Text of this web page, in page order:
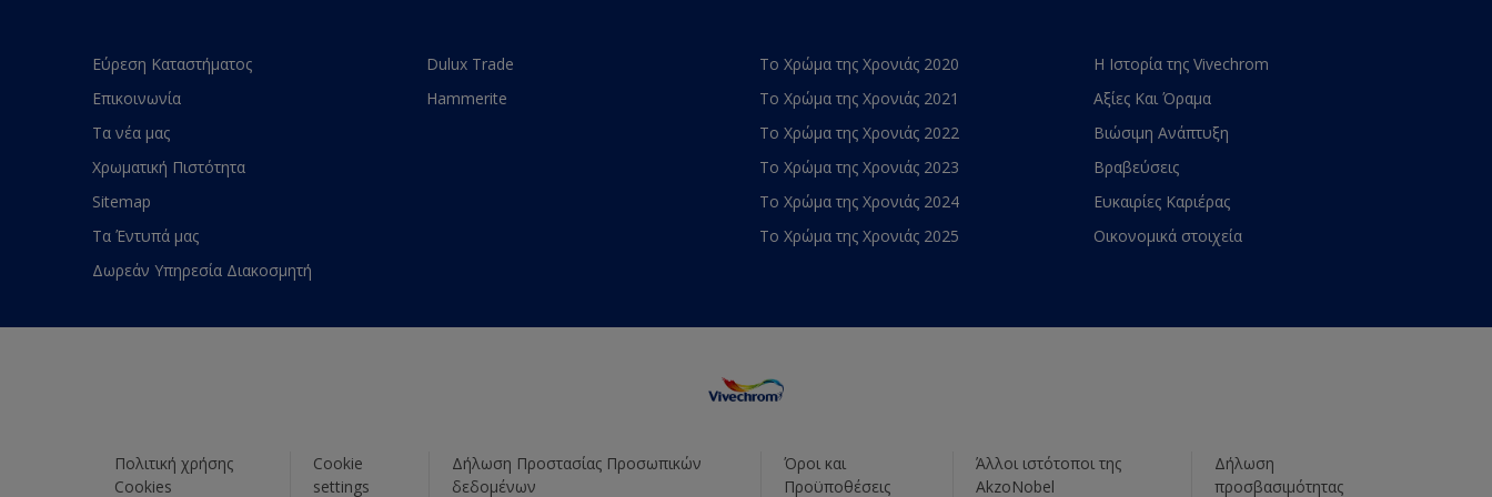
Εύρεση Καταστήματος
Επικοινωνία
Τα νέα μας
Χρωματική Πιστότητα
Sitemap
Τα Έντυπά μας
Δωρεάν Υπηρεσία Διακοσμητή
Dulux Trade
Hammerite
Το Χρώμα της Χρονιάς 2020
Το Χρώμα της Χρονιάς 2021
Το Χρώμα της Χρονιάς 2022
Το Χρώμα της Χρονιάς 2023
Το Χρώμα της Χρονιάς 2024
Το Χρώμα της Χρονιάς 2025
Η Ιστορία της Vivechrom
Αξίες Και Όραμα
Βιώσιμη Ανάπτυξη
Βραβεύσεις
Ευκαιρίες Καριέρας
Οικονομικά στοιχεία
Πολιτική χρήσης
Cookies
Cookie
settings
Δήλωση Προστασίας Προσωπικών
δεδομένων
Όροι και
Προϋποθέσεις
Άλλοι ιστότοποι της
AkzoNobel
Δήλωση
προσβασιμότητας